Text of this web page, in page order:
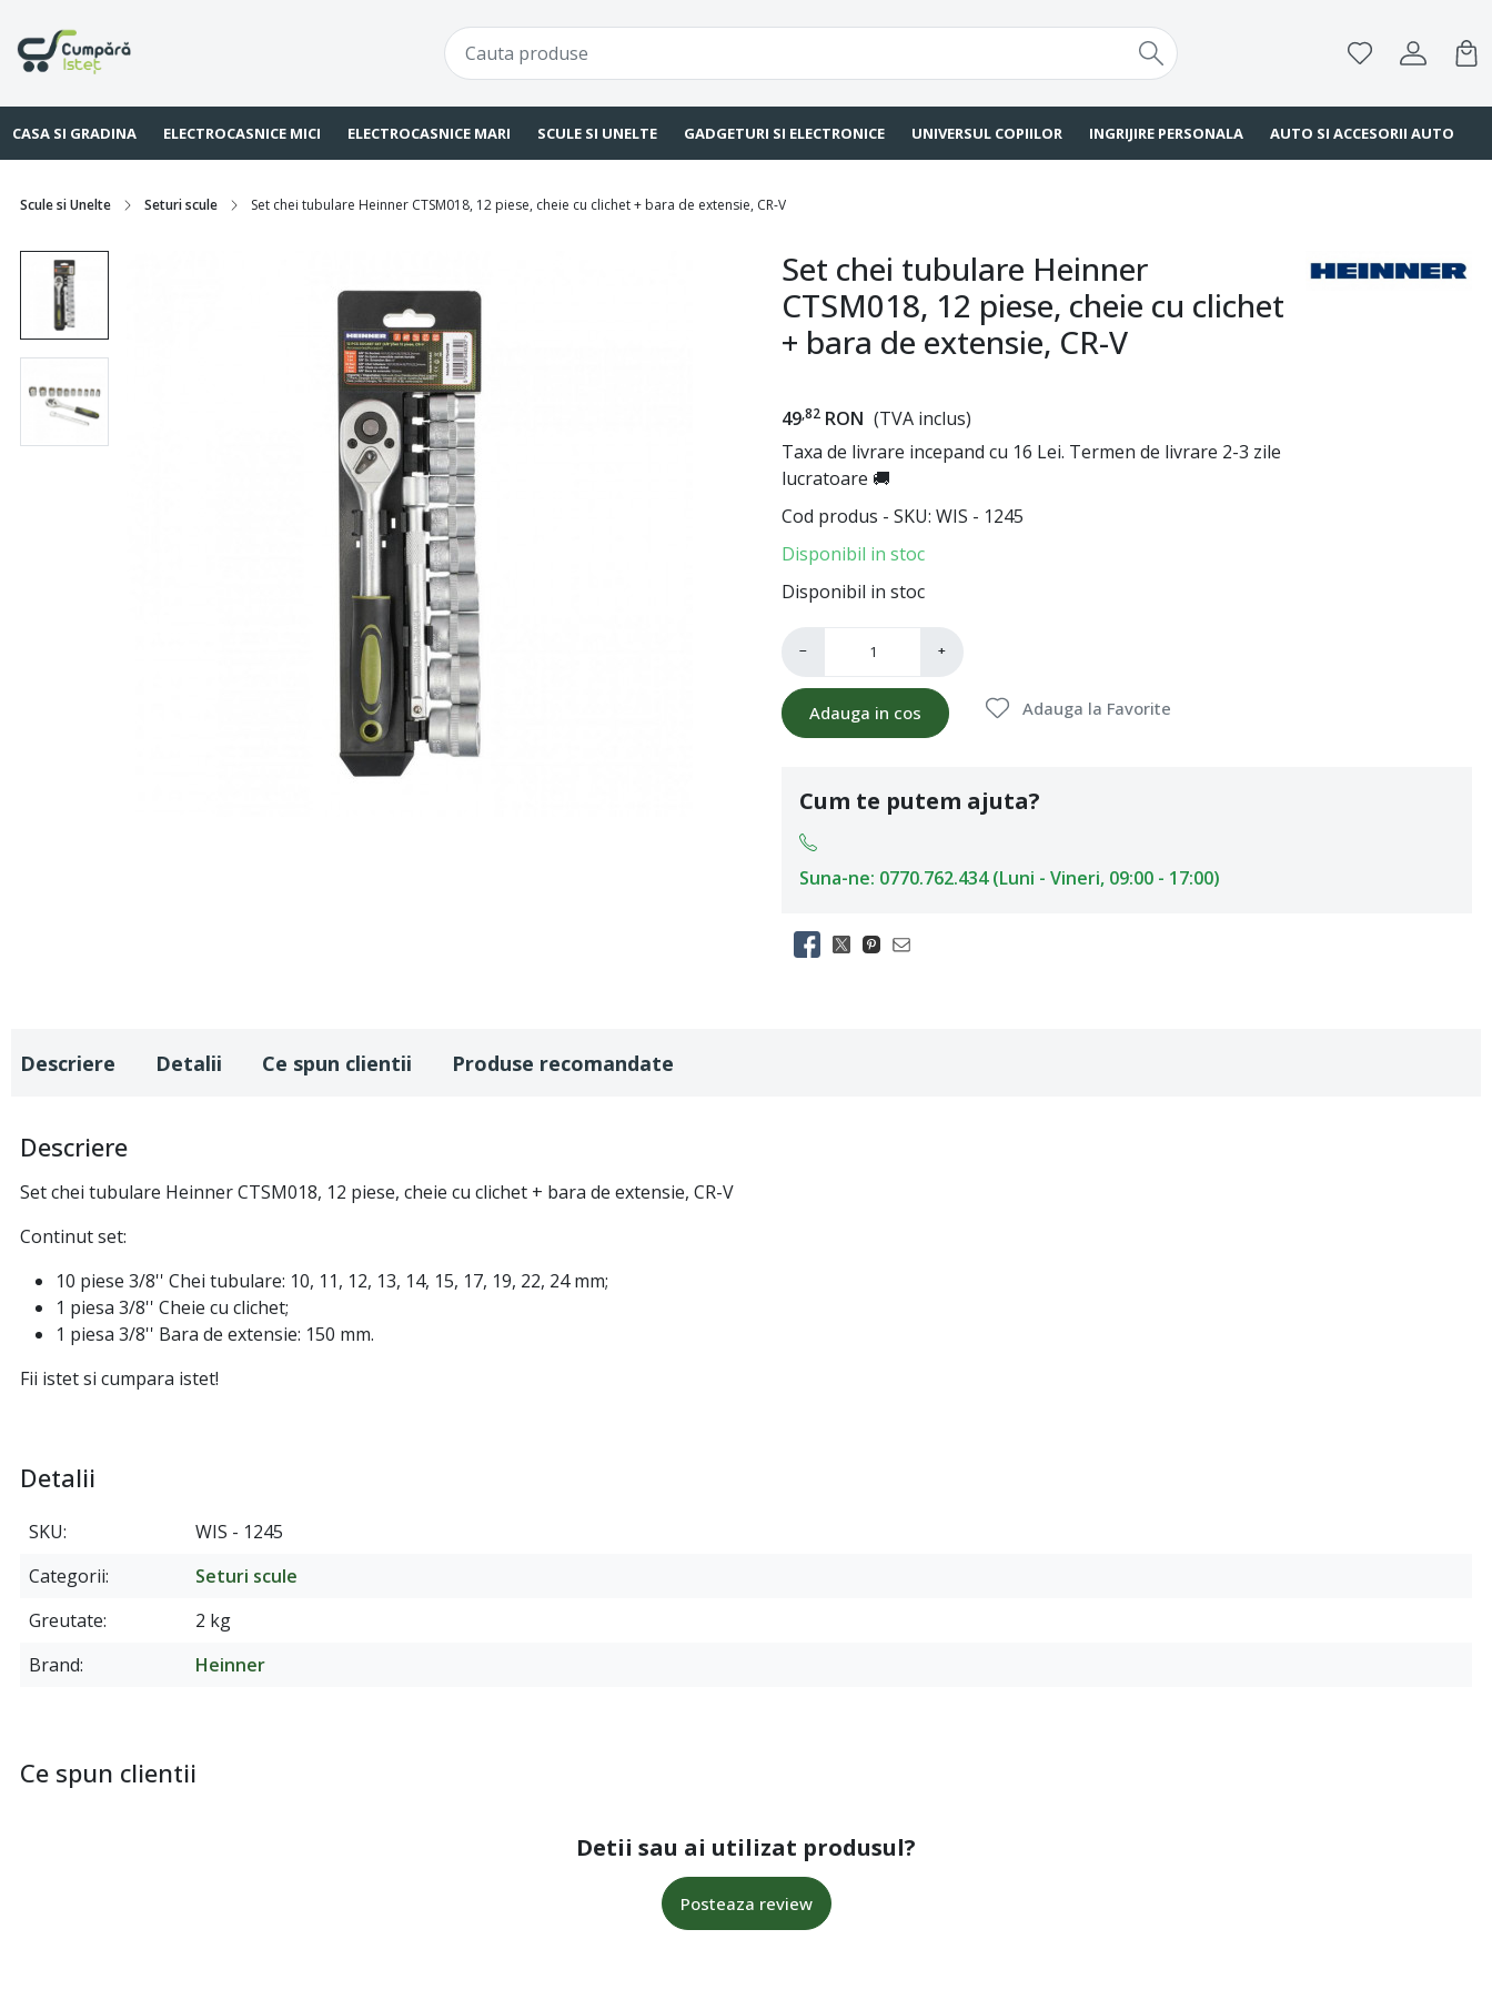
CASA SI GRADINA ELECTROCASNICE MICI ELECTROCASNICE MARI SCULE SI UNELTE GADGETURI SI ELECTRONICE UNIVERSUL COPIILOR INGRIJIRE PERSONALA AUTO SI ACCESORII AUTO
Scule si Unelte Seturi scule Set chei tubulare Heinner CTSM018, 12 piese, cheie cu clichet + bara de extensie, CR-V
Set chei tubulare Heinner
CTSM018, 12 piese, cheie cu clichet
+ bara de extensie, CR-V
49,82 RON (TVA inclus)
Taxa de livrare incepand cu 16 Lei. Termen de livrare 2-3 zile
lucratoare 🚚
Cod produs - SKU WIS - 1245
Disponibil in stoc
Disponibil in stoc
− +
Adauga in cos Adauga la Favorite
Cum te putem ajuta?
Suna-ne: 0770.762.434 (Luni - Vineri, 09:00 - 17:00)
Descriere Detalii Ce spun clientii Produse recomandate
Descriere
Set chei tubulare Heinner CTSM018, 12 piese, cheie cu clichet + bara de extensie, CR-V
Continut set:
10 piese 3/8'' Chei tubulare: 10, 11, 12, 13, 14, 15, 17, 19, 22, 24 mm;
1 piesa 3/8'' Cheie cu clichet;
1 piesa 3/8'' Bara de extensie: 150 mm.
Fii istet si cumpara istet!
Detalii
SKU
WIS - 1245
Categorii
Seturi scule
Greutate
2 kg
Brand
Heinner
Ce spun clientii
Detii sau ai utilizat produsul?
Posteaza review